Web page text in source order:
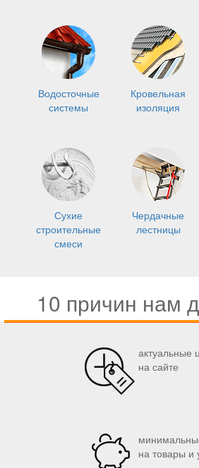
Водосточные
системы
Кровельная
изоляция
Сухие
строительные
смеси
Чердачные
лестницы
10 причин нам
актуальные
на сайте
на товары и